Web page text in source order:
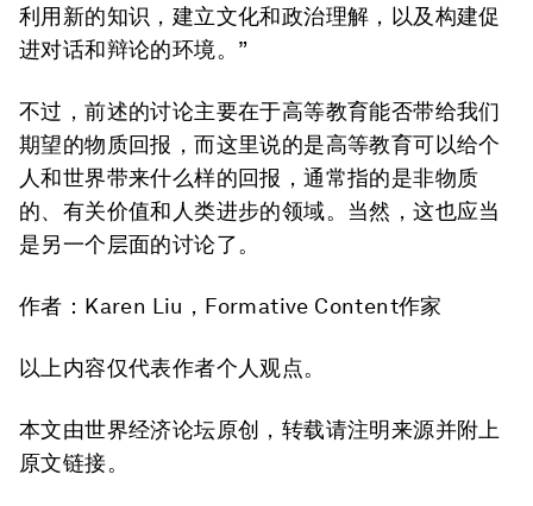
利用新的知识，建立文化和政治理解，以及构建促
进对话和辩论的环境。”
不过，前述的讨论主要在于高等教育能否带给我们
期望的物质回报，而这里说的是高等教育可以给个
人和世界带来什么样的回报，通常指的是非物质
的、有关价值和人类进步的领域。当然，这也应当
是另一个层面的讨论了。
作者：Karen Liu，Formative Content作家
以上内容仅代表作者个人观点。
本文由世界经济论坛原创，转载请注明来源并附上
原文链接。